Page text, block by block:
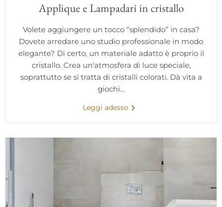
Applique e Lampadari in cristallo
Volete aggiungere un tocco “splendido” in casa?
Dovete arredare uno studio professionale in modo
elegante? Di certo, un materiale adatto è proprio il
cristallo. Crea un'atmosfera di luce speciale,
soprattutto se si tratta di cristalli colorati. Dà vita a
giochi...
Leggi adesso